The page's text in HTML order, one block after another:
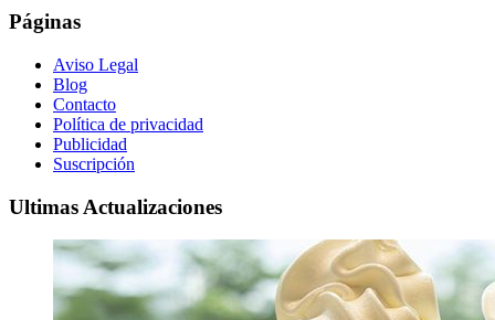
Páginas
Aviso Legal
Blog
Contacto
Política de privacidad
Publicidad
Suscripción
Ultimas Actualizaciones